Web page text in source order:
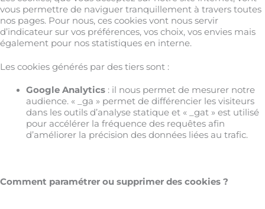
vous permettre de naviguer tranquillement à travers toutes
nos pages. Pour nous, ces cookies vont nous servir
d’indicateur sur vos préférences, vos choix, vos envies mais
également pour nos statistiques en interne.
Les cookies générés par des tiers sont :
Google Analytics: il nous permet de mesurer notre
audience. « _ga » permet de différencier les visiteurs
dans les outils d’analyse statique et « _gat » est utilisé
pour accélérer la fréquence des requêtes afin
d’améliorer la précision des données liées au trafic.
Comment paramétrer ou supprimer des cookies ?